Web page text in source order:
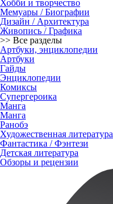
Хобби и творчество
Мемуары / Биографии
Дизайн / Архитектура
Живопись / Графика
>> Все разделы
Артбуки, энциклопедии
Артбуки
Гайды
Энциклопедии
Комиксы
Супергероика
Манга
Манга
Ранобэ
Художественная литература
Фантастика / Фэнтези
Детская литература
Обзоры и рецензии